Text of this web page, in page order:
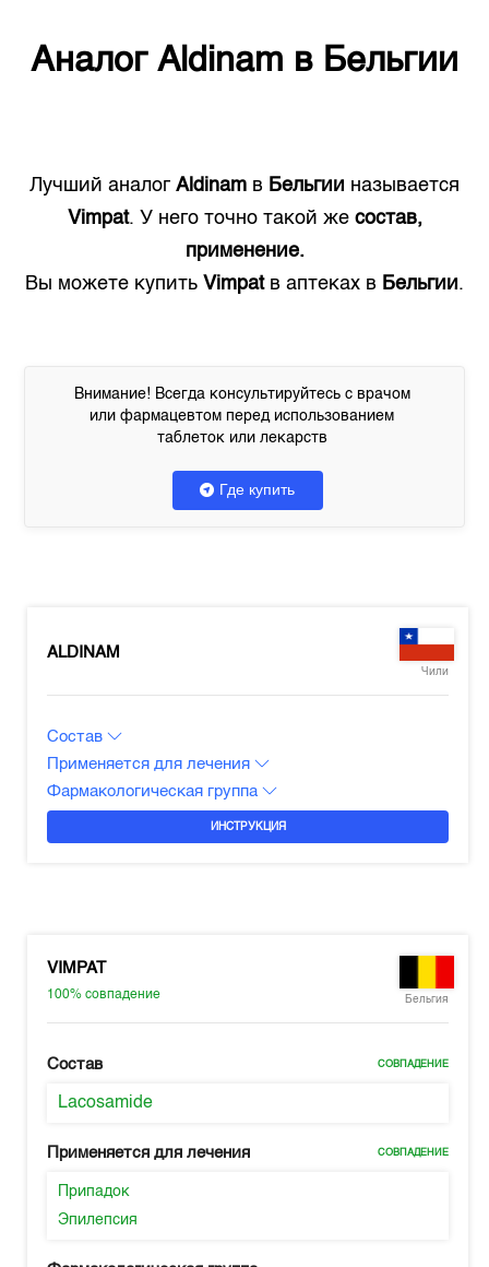
Аналог Aldinam в Бельгии
Лучший аналог Aldinam в Бельгии называется
Vimpat. У него точно такой же состав,
применение.
Вы можете купить Vimpatв аптеках в Бельгии.
Внимание! Всегда консультируйтесь с врачом
или фармацевтом перед использованием
таблеток или лекарств
Где купить
ALDINAM
Чили
Состав
Применяется для лечения
Фармакологическая группа
ИНСТРУКЦИЯ
VIMPAT
100%совпадение Бельгия
Состав СОВПАДЕНИЕ
Lacosamide
Применяется для лечения СОВПАДЕНИЕ
Припадок
Эпилепсия